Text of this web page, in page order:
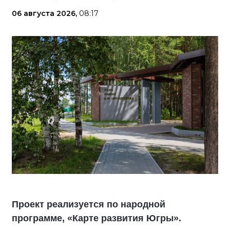
06 августа 2026, 08:17
Проект реализуется по народной
программе, «Карте развития Югры».